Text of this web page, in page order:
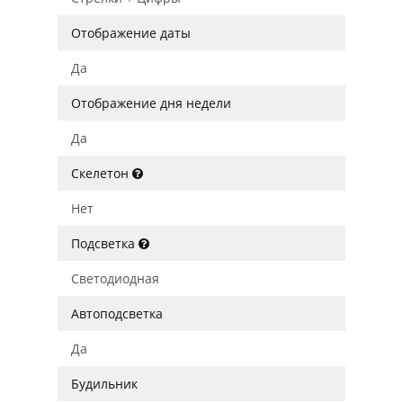
Отображение даты
Да
Отображение дня недели
Да
Скелетон
Нет
Подсветка
Светодиодная
Автоподсветка
Да
Будильник